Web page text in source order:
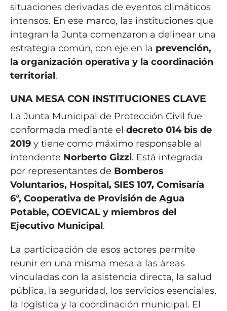
situaciones derivadas de eventos climáticos
intensos. En ese marco, las instituciones que
integran la Junta comenzaron a delinear una
estrategia común, con eje en la prevención,
la organización operativa y la coordinación
territorial.
UNA MESA CON INSTITUCIONES CLAVE
La Junta Municipal de Protección Civil fue
conformada mediante el decreto 014 bis de
2019y tiene como máximo responsable al
intendente Norberto Gizzi. Está integrada
por representantes de Bomberos
Voluntarios, Hospital, SIES 107, Comisaría
6ª, Cooperativa de Provisión de Agua
Potable, COEVICAL y miembros del
Ejecutivo Municipal.
La participación de esos actores permite
reunir en una misma mesa a las áreas
vinculadas con la asistencia directa, la salud
pública, la seguridad, los servicios esenciales,
la logística y la coordinación municipal. El